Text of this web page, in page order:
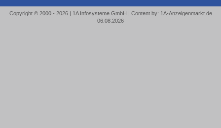
Copyright © 2000 - 2026 | 1A Infosysteme GmbH | Content by: 1A-Anzeigenmarkt.de
06.08.2026